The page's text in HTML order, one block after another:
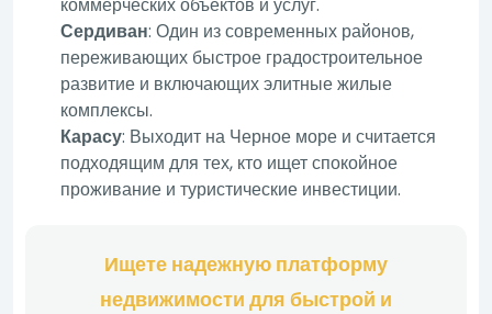
Сердиван: Один из современных районов,
переживающих быстрое градостроительное
развитие и включающих элитные жилые
комплексы.
Карасу: Выходит на Черное море и считается
подходящим для тех, кто ищет спокойное
проживание и туристические инвестиции.
Ищете надежную платформу
недвижимости для быстрой и